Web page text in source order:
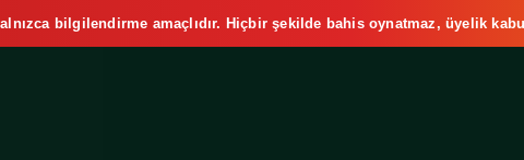
bilgilendirme amaçlıdır. Hiçbir şekilde bahis oynatmaz, üyelik